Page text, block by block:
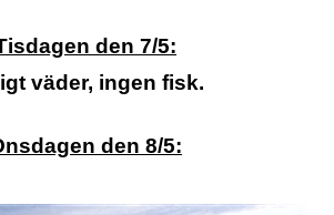
den 7/5:
väder, ingen fisk.
den 8/5: